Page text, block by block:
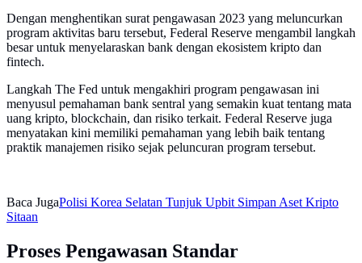
Dengan menghentikan surat pengawasan 2023 yang meluncurkan
program aktivitas baru tersebut, Federal Reserve mengambil langkah
besar untuk menyelaraskan bank dengan ekosistem kripto dan
fintech.
Langkah The Fed untuk mengakhiri program pengawasan ini
menyusul pemahaman bank sentral yang semakin kuat tentang mata
uang kripto, blockchain, dan risiko terkait. Federal Reserve juga
menyatakan kini memiliki pemahaman yang lebih baik tentang
praktik manajemen risiko sejak peluncuran program tersebut.
Baca JugaPolisi Korea Selatan Tunjuk Upbit Simpan Aset Kripto
Sitaan
Proses Pengawasan Standar